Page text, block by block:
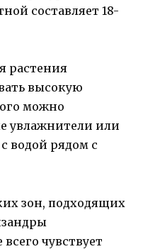
составляет 18-
растения
высокую
можно
увлажнители или
водой рядом с
зон, подходящих
чувствует